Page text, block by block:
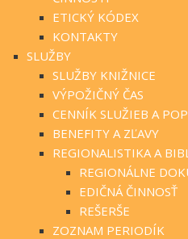
ETICKÝ KÓDEX
KONTAKTY
SLUŽBY
SLUŽBY KNIŽNICE
VÝPOŽIČNÝ ČAS
CENNÍK SLUŽIEB A
BENEFITY A ZĽAVY
REGIONALISTIKA A
REGIONÁLNE
EDIČNÁ ČINNOSŤ
REŠERŠE
ZOZNAM PERIODÍK